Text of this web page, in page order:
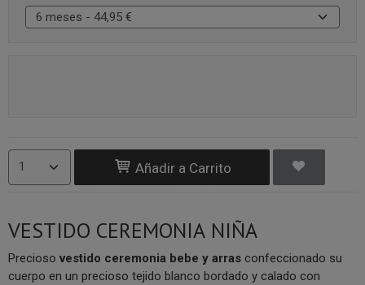
Añadir a Carrito
VESTIDO CEREMONIA NIÑA
Precioso vestido ceremonia bebe y arras confeccionado su
cuerpo en un precioso tejido blanco bordado y calado con